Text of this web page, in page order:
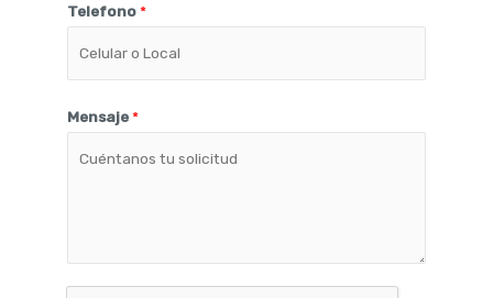
Telefono*
Mensaje*